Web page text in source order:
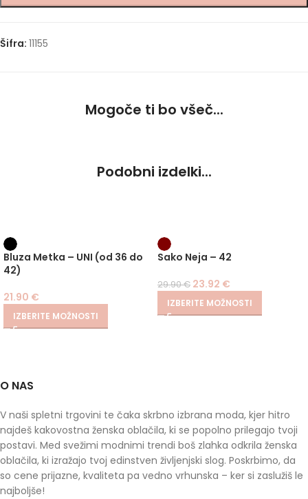
Šifra: 11155
Mogoče ti bo všeč...
Podobni izdelki...
Bluza Metka – UNI (od 36 do
42)
21.90 €
IZBERITE MOŽNOSTI
-20%
Sako Neja – 42
29.90€ 23.92 €
IZBERITE MOŽNOSTI
O NAS
V naši spletni trgovini te čaka skrbno izbrana moda, kjer hitro
najdeš kakovostna ženska oblačila, ki se popolno prilegajo tvoji
postavi. Med svežimi modnimi trendi boš zlahka odkrila ženska
oblačila, ki izražajo tvoj edinstven življenjski slog. Poskrbimo, da
so cene prijazne, kvaliteta pa vedno vrhunska – ker si zaslužiš le
najboljše!